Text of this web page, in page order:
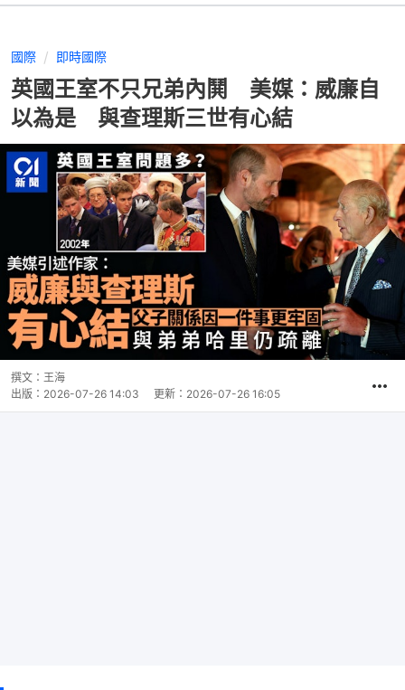
國際 即時國際
英國王室不只兄弟內鬨 美媒：威廉自
以為是 與查理斯三世有心結
撰文： 王海
出版： 2026-07-26 14:03 更新： 2026-07-26 16:05